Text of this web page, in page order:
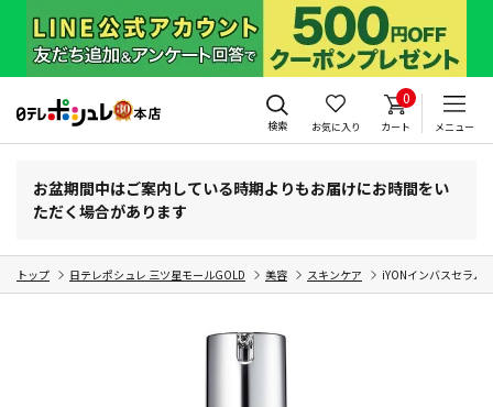
検索 お気に入り
0
カート メニュー
お盆期間中はご案内している時期よりもお届けにお時間をい
ただく場合があります
トップ 日テレポシュレ 三ツ星モールGOLD 美容 スキンケア iYONインバスセラム